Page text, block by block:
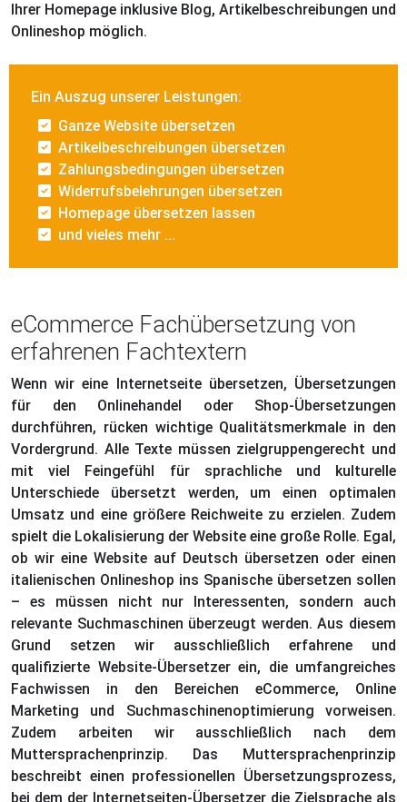
Ihrer Homepage inklusive Blog, Artikelbeschreibungen und
Onlineshop möglich.
Ein Auszug unserer Leistungen:
Ganze Website übersetzen
Artikelbeschreibungen übersetzen
Zahlungsbedingungen übersetzen
Widerrufsbelehrungen übersetzen
Homepage übersetzen lassen
und vieles mehr ...
eCommerce Fachübersetzung von
erfahrenen Fachtextern
Wenn wir eine Internetseite übersetzen, Übersetzungen
für den Onlinehandel oder Shop-Übersetzungen
durchführen, rücken wichtige Qualitätsmerkmale in den
Vordergrund. Alle Texte müssen zielgruppengerecht und
mit viel Feingefühl für sprachliche und kulturelle
Unterschiede übersetzt werden, um einen optimalen
Umsatz und eine größere Reichweite zu erzielen. Zudem
spielt die Lokalisierung der Website eine große Rolle. Egal,
ob wir eine Website auf Deutsch übersetzen oder einen
italienischen Onlineshop ins Spanische übersetzen sollen
– es müssen nicht nur Interessenten, sondern auch
relevante Suchmaschinen überzeugt werden. Aus diesem
Grund setzen wir ausschließlich erfahrene und
qualifizierte Website-Übersetzer ein, die umfangreiches
Fachwissen in den Bereichen eCommerce, Online
Marketing und Suchmaschinenoptimierung vorweisen.
Zudem arbeiten wir ausschließlich nach dem
Muttersprachenprinzip. Das Muttersprachenprinzip
beschreibt einen professionellen Übersetzungsprozess,
bei dem der Internetseiten-Übersetzer die Zielsprache als